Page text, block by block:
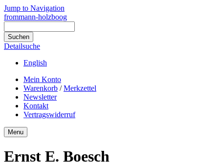
Jump to Navigation
frommann-holzboog
Detailsuche
English
Mein Konto
Warenkorb /Merkzettel
Newsletter
Kontakt
Vertragswiderruf
Menu
Ernst E. Boesch